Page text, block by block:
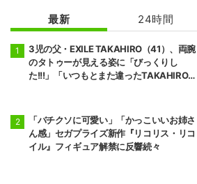
最新 24時間
3児の父・EXILE TAKAHIRO（41）、両腕
のタトゥーが見える姿に「びっくりし
た!!!」「いつもとまた違ったTAKAHIROさ
「バチクソに可愛い」「かっこいいお姉さ
ん感」セガプライズ新作『リコリス・リコ
イル』フィギュア解禁に反響続々